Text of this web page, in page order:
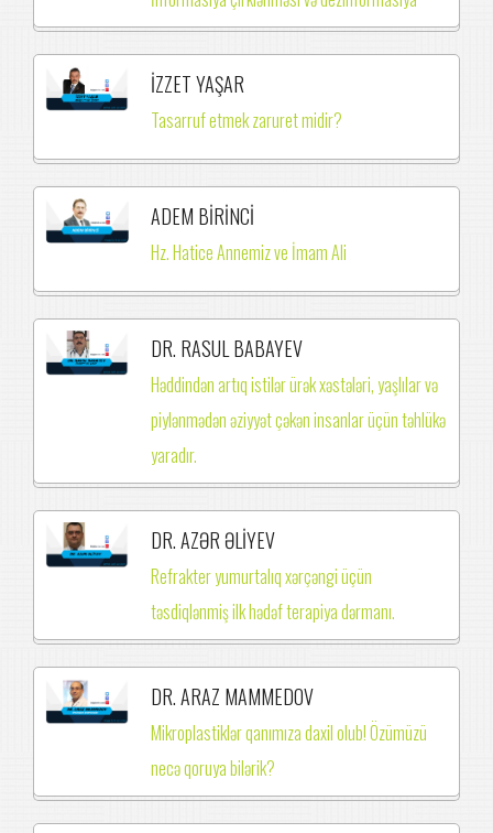
İZZET YAŞAR
Tasarruf etmek zaruret midir?
ADEM BİRİNCİ
Hz. Hatice Annemiz ve İmam Ali
DR. RASUL BABAYEV
Həddindən artıq istilər ürək xəstələri, yaşlılar və
piylənmədən əziyyət çəkən insanlar üçün təhlükə
yaradır.
DR. AZƏR ƏLİYEV
Refrakter yumurtalıq xərçəngi üçün
təsdiqlənmiş ilk hədəf terapiya dərmanı.
DR. ARAZ MAMMEDOV
Mikroplastiklər qanımıza daxil olub! Özümüzü
necə qoruya bilərik?